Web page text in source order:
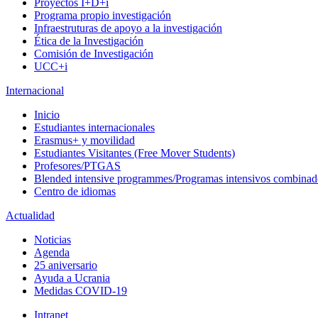
Proyectos I+D+i
Programa propio investigación
Infraestruturas de apoyo a la investigación
Ética de la Investigación
Comisión de Investigación
UCC+i
Internacional
Inicio
Estudiantes internacionales
Erasmus+ y movilidad
Estudiantes Visitantes (Free Mover Students)
Profesores/PTGAS
Blended intensive programmes/Programas intensivos
Centro de idiomas
Actualidad
Noticias
Agenda
25 aniversario
Ayuda a Ucrania
Medidas COVID-19
Intranet